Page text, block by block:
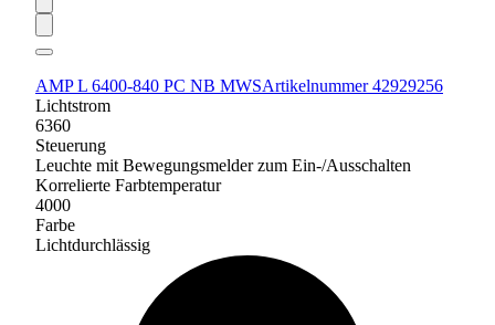
AMP L 6400-840 PC NB MWSArtikelnummer 42929256
Lichtstrom
6360
Steuerung
Leuchte mit Bewegungsmelder zum Ein-/Ausschalten
Korrelierte Farbtemperatur
4000
Farbe
Lichtdurchlässig